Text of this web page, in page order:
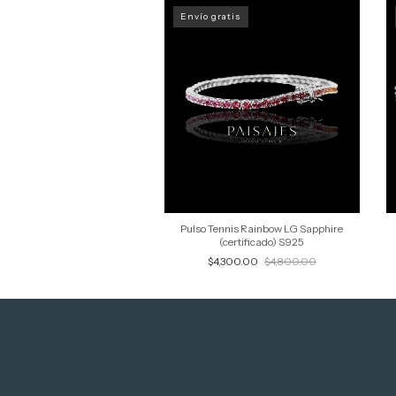
Envío gratis
Pulso Tennis Rainbow LG Sapphire
(certificado) S925
$4,300.00 $4,800.00